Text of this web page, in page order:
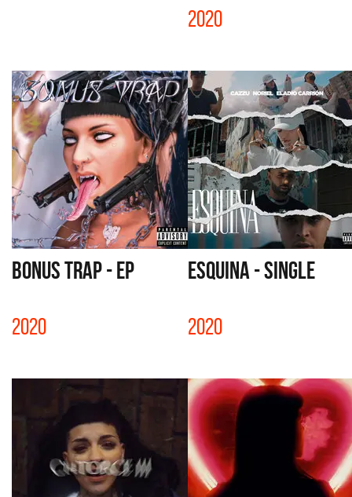
2020
BONUS TRAP - EP
2020
ESQUINA - SINGLE
2020